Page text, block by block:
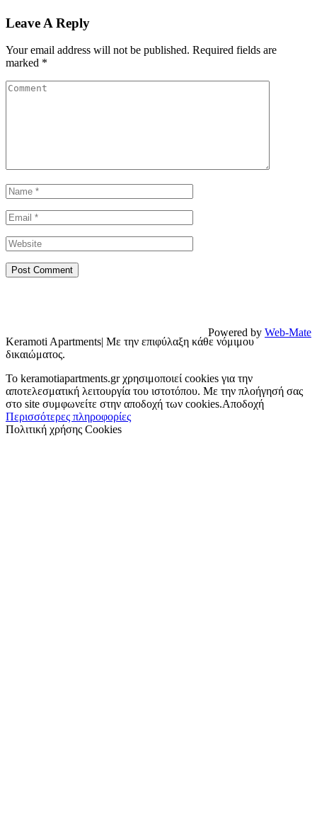
Leave A Reply
Your email address will not be published. Required fields are
marked *
Keramoti Apartments| Με την επιφύλαξη κάθε νόμιμου
δικαιώματος.
Powered by Web-Mate
To keramotiapartments.gr χρησιμοποιεί cookies για την
αποτελεσματική λειτουργία του ιστοτόπου. Με την πλοήγησή σας
στο site συμφωνείτε στην αποδοχή των cookies.Αποδοχή
Περισσότερες πληροφορίες
Πολιτική χρήσης Cookies